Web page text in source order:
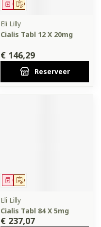
Op voorschrift
Geneesmiddel
Eli Lilly
Cialis Tabl 12 X 20mg
€ 146,29
Reserveer
Op voorschrift
Geneesmiddel
Eli Lilly
Cialis Tabl 84 X 5mg
€ 237,07